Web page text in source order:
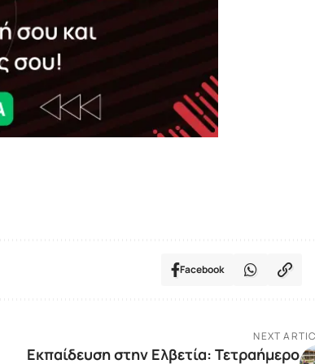
Facebook
NEXT
Εκπαίδευση στην Ελβετία: Τετραήμερο